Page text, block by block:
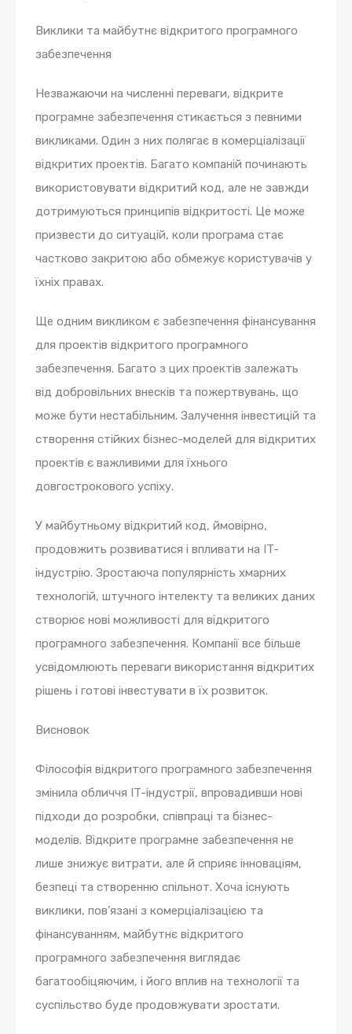
Виклики та майбутнє відкритого програмного
забезпечення
Незважаючи на численні переваги, відкрите
програмне забезпечення стикається з певними
викликами. Один з них полягає в комерціалізації
відкритих проектів. Багато компаній починають
використовувати відкритий код, але не завжди
дотримуються принципів відкритості. Це може
призвести до ситуацій, коли програма стає
частково закритою або обмежує користувачів у
їхніх правах.
Ще одним викликом є забезпечення фінансування
для проектів відкритого програмного
забезпечення. Багато з цих проектів залежать
від добровільних внесків та пожертвувань, що
може бути нестабільним. Залучення інвестицій та
створення стійких бізнес-моделей для відкритих
проектів є важливими для їхнього
довгострокового успіху.
У майбутньому відкритий код, ймовірно,
продовжить розвиватися і впливати на IT-
індустрію. Зростаюча популярність хмарних
технологій, штучного інтелекту та великих даних
створює нові можливості для відкритого
програмного забезпечення. Компанії все більше
усвідомлюють переваги використання відкритих
рішень і готові інвестувати в їх розвиток.
Висновок
Філософія відкритого програмного забезпечення
змінила обличчя IT-індустрії, впровадивши нові
підходи до розробки, співпраці та бізнес-
моделів. Відкрите програмне забезпечення не
лише знижує витрати, але й сприяє інноваціям,
безпеці та створенню спільнот. Хоча існують
виклики, пов’язані з комерціалізацією та
фінансуванням, майбутнє відкритого
програмного забезпечення виглядає
багатообіцяючим, і його вплив на технології та
суспільство буде продовжувати зростати.